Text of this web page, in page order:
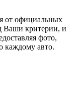
от официальных
Ваши критерии, и
фото,
каждому авто.